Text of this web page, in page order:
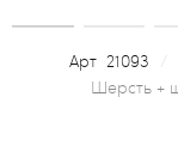
21093